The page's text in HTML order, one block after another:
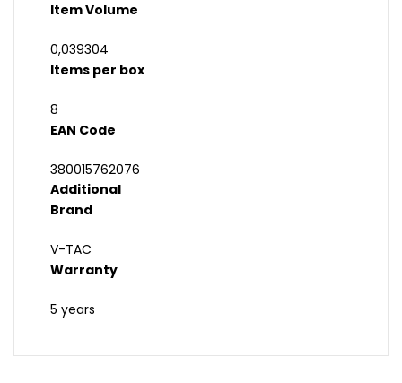
Item Volume
0,039304
Items per box
8
EAN Code
380015762076
Additional
Brand
V-TAC
Warranty
5 years